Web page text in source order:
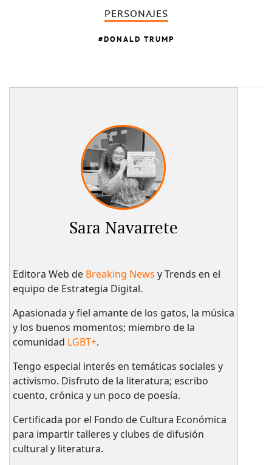
PERSONAJES
DONALD TRUMP
Sara Navarrete
Editora Web de Breaking News y Trends en el
equipo de Estrategia Digital.
Apasionada y fiel amante de los gatos, la música
y los buenos momentos; miembro de la
comunidad LGBT+.
Tengo especial interés en temáticas sociales y
activismo. Disfruto de la literatura; escribo
cuento, crónica y un poco de poesía.
Certificada por el Fondo de Cultura Económica
para impartir talleres y clubes de difusión
cultural y literatura.